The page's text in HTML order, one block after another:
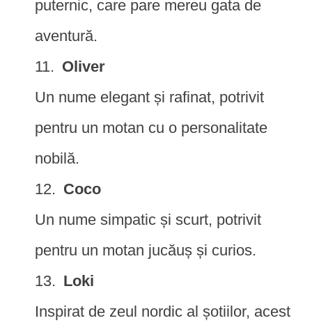
puternic, care pare mereu gata de
aventură.
Oliver
Un nume elegant și rafinat, potrivit
pentru un motan cu o personalitate
nobilă.
Coco
Un nume simpatic și scurt, potrivit
pentru un motan jucăuș și curios.
Loki
Inspirat de zeul nordic al șotiilor, acest